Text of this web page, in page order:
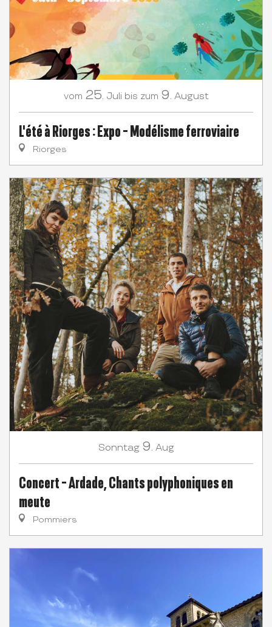
vom 25. Juli bis zum 9. August
L'été à Riorges : Expo - Modélisme ferroviaire
Riorges
Sonntag 9. Aug
Concert - Ardade, Chants polyphoniques en
meute
Pommiers